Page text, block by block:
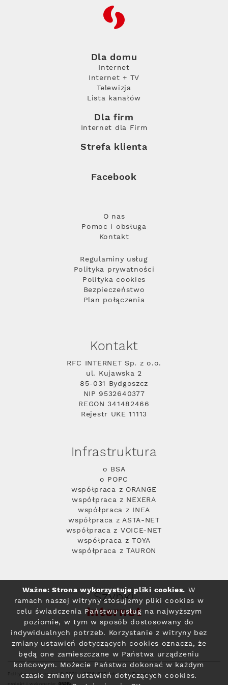
RFC
Dla domu
Internet
Internet + TV
Telewizja
Lista kanałów
Dla firm
Internet dla Firm
Strefa klienta
Facebook
O nas
Pomoc i obsługa
Kontakt
Regulaminy usług
Polityka prywatności
Polityka cookies
Bezpieczeństwo
Plan połączenia
Kontakt
RFC INTERNET Sp. z o.o.
ul. Kujawska 2
85-031 Bydgoszcz
NIP 9532640377
REGON 341482466
Rejestr UKE 11113
Infrastruktura
o BSA
o POPC
współpraca z ORANGE
współpraca z NEXERA
współpraca z INEA
współpraca z ASTA-NET
współpraca z VOICE-NET
współpraca z TOYA
współpraca z TAURON
Szybki
Internet
Polityka prywatności© 2004 - 2026 RFC Internet i Telewizja
Ważne: Strona wykorzystuje pliki cookies. W
ramach naszej witryny stosujemy pliki cookies w
celu świadczenia Państwu usług na najwyższym
poziomie, w tym w sposób dostosowany do
indywidualnych potrzeb. Korzystanie z witryny bez
zmiany ustawień dotyczących cookies oznacza, że
będą one zamieszczane w Państwa urządzeniu
końcowym. Możecie Państwo dokonać w każdym
czasie zmiany ustawień dotyczących cookies.